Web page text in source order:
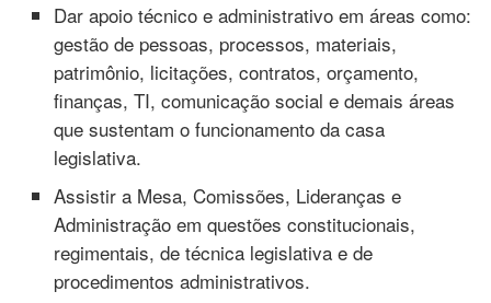
Dar apoio técnico e administrativo em áreas como:
gestão de pessoas, processos, materiais,
patrimônio, licitações, contratos, orçamento,
finanças, TI, comunicação social e demais áreas
que sustentam o funcionamento da casa
legislativa.
Assistir a Mesa, Comissões, Lideranças e
Administração em questões constitucionais,
regimentais, de técnica legislativa e de
procedimentos administrativos.